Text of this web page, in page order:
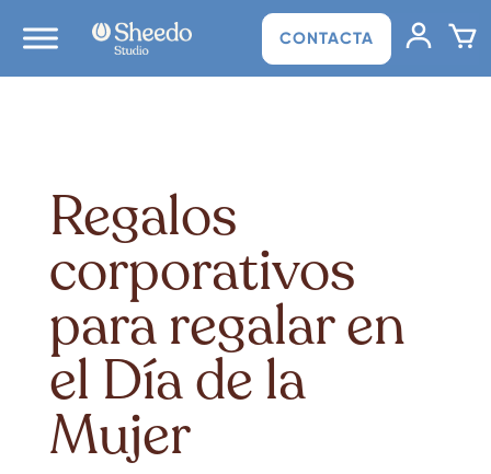
CONTACTA
Regalos
corporativos
para regalar en
el Día de la
Mujer